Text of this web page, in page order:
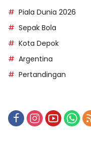
Piala Dunia 2026
Sepak Bola
Kota Depok
Argentina
Pertandingan